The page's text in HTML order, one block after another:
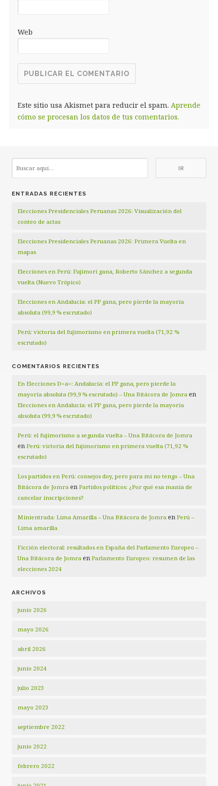
Web
Este sitio usa Akismet para reducir el spam. Aprende
cómo se procesan los datos de tus comentarios.
ENTRADAS RECIENTES
Elecciones Presidenciales Peruanas 2026: Visualización del
conteo de actas
Elecciones Presidenciales Peruanas 2026: Primera Vuelta en
mapas
Elecciones en Perú: Fujimori gana, Roberto Sánchez a segunda
vuelta (Nuevo Trópico)
Elecciones en Andalucía: el PP gana, pero pierde la mayoría
absoluta (99,9 % escrutado)
Perú: victoria del fujimorismo en primera vuelta (71,92 %
escrutado)
COMENTARIOS RECIENTES
En Elecciones D=a=: Andalucía: el PP gana, pero pierde la
mayoría absoluta (99,9 % escrutado) – Una Bitácora de Jomra en
Elecciones en Andalucía: el PP gana, pero pierde la mayoría
absoluta (99,9 % escrutado)
Perú: el fujimorismo a segunda vuelta – Una Bitácora de Jomra
en Perú: victoria del fujimorismo en primera vuelta (71,92 %
escrutado)
Los partidos en Perú: consejos doy, pero para mí no tengo – Una
Bitácora de Jomra en Partidos políticos: ¿Por qué esa manía de
cancelar inscripciones?
Minientrada: Lima Amarilla – Una Bitácora de Jomra en Perú –
Lima amarilla
Ficción electoral: resultados en España del Parlamento Europeo –
Una Bitácora de Jomra en Parlamento Europeo: resumen de las
elecciones 2024
ARCHIVOS
junio 2026
mayo 2026
abril 2026
junio 2024
julio 2023
mayo 2023
septiembre 2022
junio 2022
febrero 2022